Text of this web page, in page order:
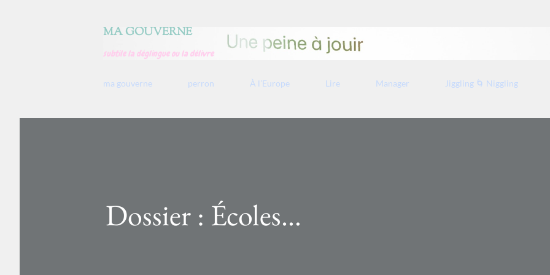
MA GOUVERNE
subtile la déglingue ou la délivre
ma gouverne perron À l’Europe Lire Manager Jiggling 🌀 Niggling
Dossier : Écoles…